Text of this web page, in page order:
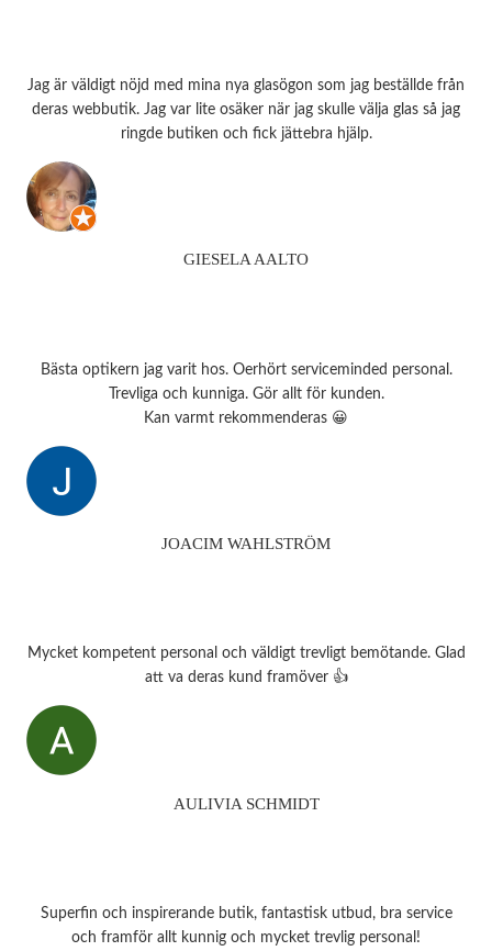
Jag är väldigt nöjd med mina nya glasögon som jag beställde från
deras webbutik. Jag var lite osäker när jag skulle välja glas så jag
ringde butiken och fick jättebra hjälp.
GIESELA AALTO
Bästa optikern jag varit hos. Oerhört serviceminded personal.
Trevliga och kunniga. Gör allt för kunden.
Kan varmt rekommenderas 😀
JOACIM WAHLSTRÖM
Mycket kompetent personal och väldigt trevligt bemötande. Glad
att va deras kund framöver 👍
AULIVIA SCHMIDT
Superfin och inspirerande butik, fantastisk utbud, bra service
och framför allt kunnig och mycket trevlig personal!